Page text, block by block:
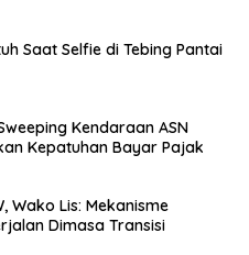
Saat Selfie di Tebing Pantai
Kendaraan ASN
Kepatuhan Bayar Pajak
Wako Lis: Mekanisme
Dimasa Transisi